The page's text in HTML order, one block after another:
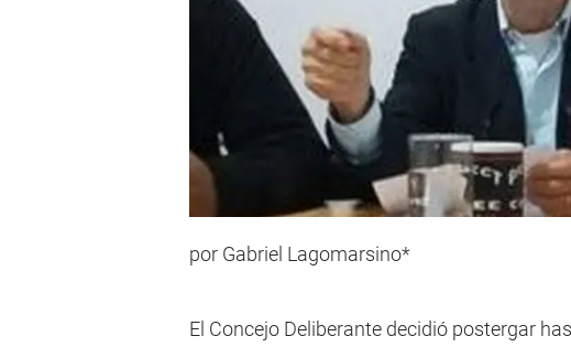
por Gabriel Lagomarsino*
El Concejo Deliberante decidió postergar